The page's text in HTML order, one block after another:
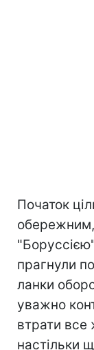
Початок
обережним,
прагнули
ланки
уважно
втрати все
настільки